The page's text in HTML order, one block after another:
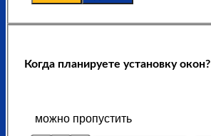
Когда планируете установку окон?
можно пропустить